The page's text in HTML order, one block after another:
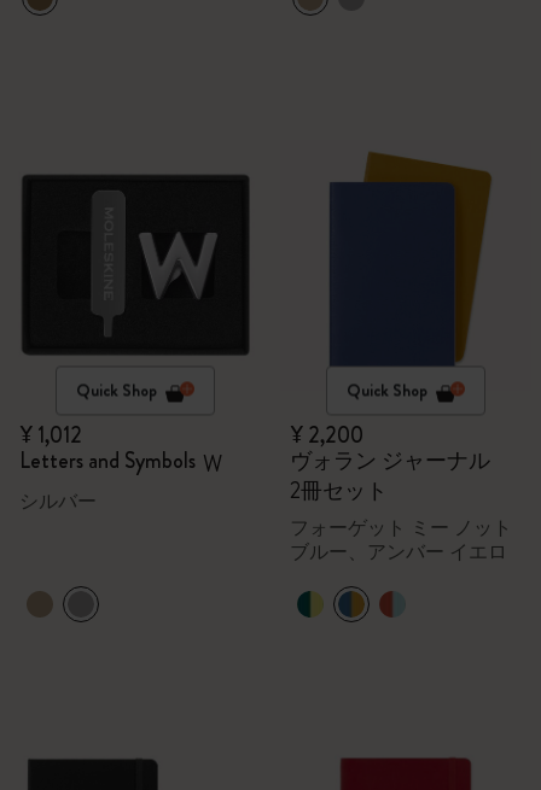
Quick Shop
¥ 1,012
Letters and Symbols W
シルバー
Quick Shop
¥ 2,200
ヴォラン ジャーナル
2冊セット
フォーゲット ミー ノット
ブルー、アンバー イエロ